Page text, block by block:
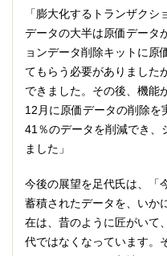
「膨大化するトランザクシ
データの大半は原価データ
ョンデータ削除キットに原
てもらう必要がありました
できました。その後、機能
12月に原価データの削除を
41％のデータを削減でき、
ました」
今後の展望を足代氏は、「
蓄積されたデータを、いか
在は、昔のように匠がいて
代ではなくなっています。